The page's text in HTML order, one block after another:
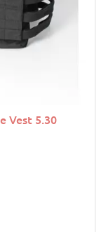
Vest 5.30